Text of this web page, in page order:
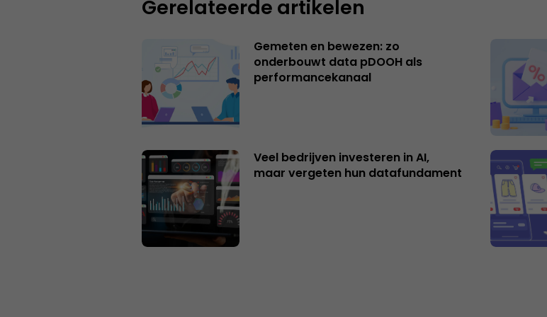
Gerelateerde artikelen
Gemeten en bewezen: zo
onderbouwt data pDOOH als
performancekanaal
Veel bedrijven investeren in AI,
maar vergeten hun datafundament